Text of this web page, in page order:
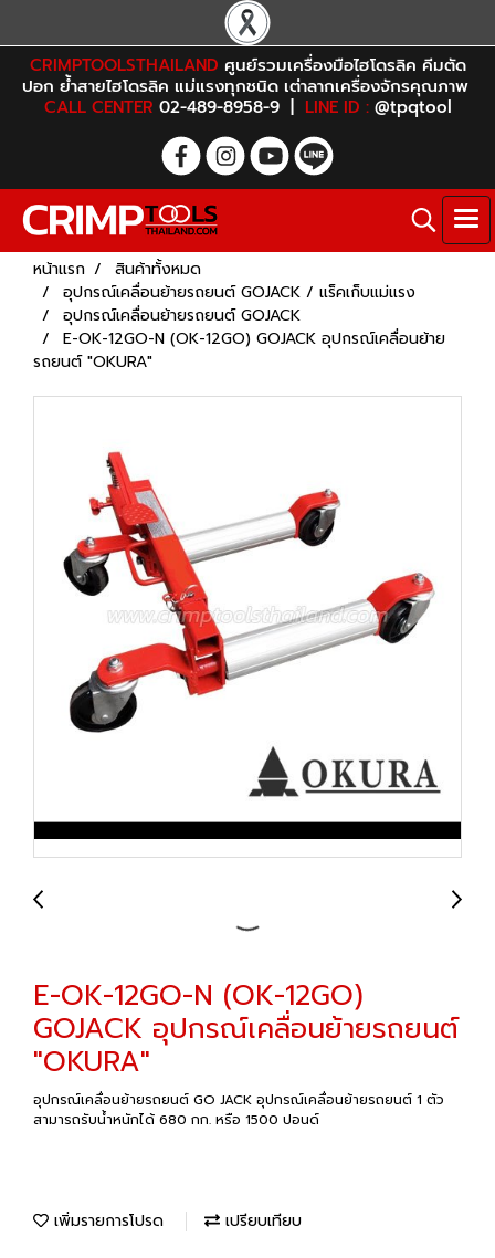
CRIMPTOOLSTHAILAND ศูนย์รวมเครื่องมือไฮโดรลิค คีมตัด
ปอก ย้ำสายไฮโดรลิค แม่แรงทุกชนิด เต่าลากเครื่องจักรคุณภาพ
CALL CENTER 02-489-8958-9 | LINE ID :@tpqtool
หน้าแรก
สินค้าทั้งหมด
อุปกรณ์เคลื่อนย้ายรถยนต์ GOJACK / แร็คเก็บแม่แรง
อุปกรณ์เคลื่อนย้ายรถยนต์ GOJACK
E-OK-12GO-N (OK-12GO) GOJACK อุปกรณ์เคลื่อนย้าย
รถยนต์ "OKURA"
E-OK-12GO-N (OK-12GO)
GOJACK อุปกรณ์เคลื่อนย้ายรถยนต์
"OKURA"
อุปกรณ์เคลื่อนย้ายรถยนต์ GO JACK อุปกรณ์เคลื่อนย้ายรถยนต์ 1 ตัว
สามารถรับน้ำหนักได้ 680 กก. หรือ 1500 ปอนด์
เพิ่มรายการโปรด เปรียบเทียบ